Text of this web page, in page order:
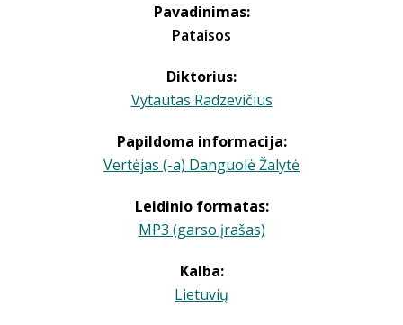
Pavadinimas:
Pataisos
Diktorius:
Vytautas Radzevičius
Papildoma informacija:
Vertėjas (-a) Danguolė Žalytė
Leidinio formatas:
MP3 (garso įrašas)
Kalba:
Lietuvių